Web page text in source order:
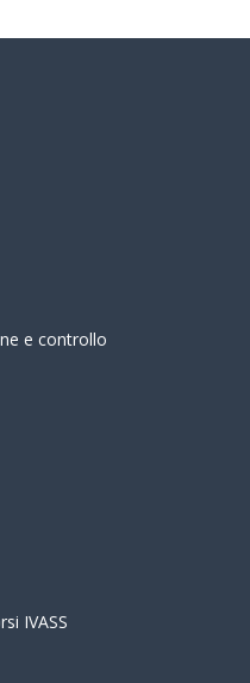
e controllo
IVASS